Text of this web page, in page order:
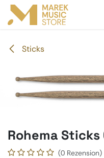
Zum Inhalt springen
Sticks
Rohema
(0 Rezension)